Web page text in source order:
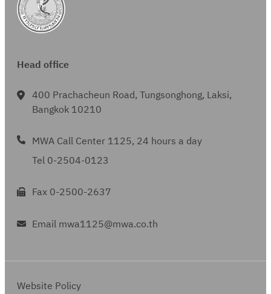
Head office
400 Prachacheun Road, Tungsonghong, Laksi,
Bangkok 10210
MWA Call Center 1125, 24 hours a day
Tel 0-2504-0123
Fax 0-2500-2637
Email mwa1125@mwa.co.th
Website Policy